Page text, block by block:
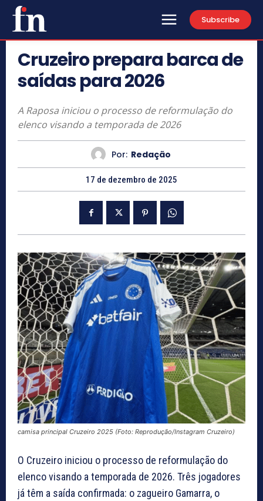
Subscribe
Cruzeiro prepara barca de
saídas para 2026
A Raposa iniciou o processo de reformulação do
elenco visando a temporada de 2026
Por: Redação
17 de dezembro de 2025
camisa principal Cruzeiro 2025 (Foto: Reprodução/Instagram Cruzeiro)
O Cruzeiro iniciou o processo de reformulação do
elenco visando a temporada de 2026. Três jogadores
já têm a saída confirmada: o zagueiro Gamarra, o